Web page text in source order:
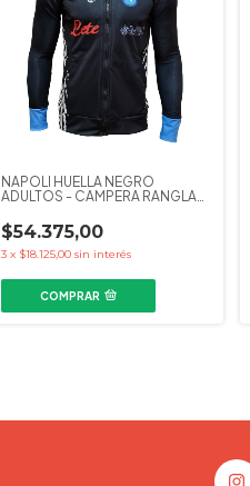
NAPOLI HUELLA NEGRO
ADULTOS - CAMPERA RANGLAN
$54.375,00
3 x $18.125,00 sin interés
COMPRAR